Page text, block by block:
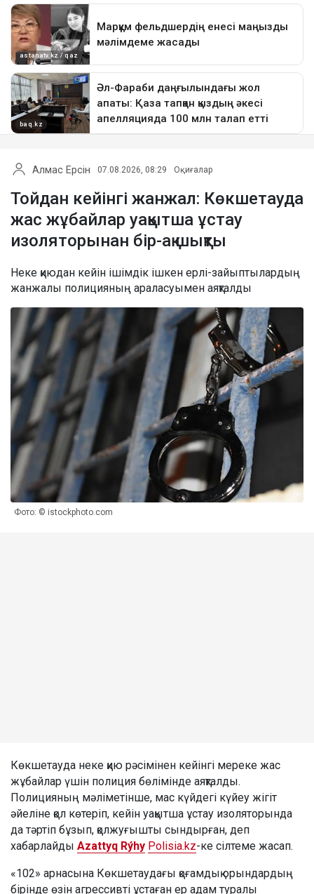
Алмас Ерсін 07.08.2026, 08:29 Оқиғалар
Тойдан кейінгі жанжал: Көкшетауда
жас жұбайлар уақытша ұстау
изоляторынан бір-ақ шықты
Неке қиюдан кейін ішімдік ішкен ерлі-зайыптылардың
жанжалы полицияның араласуымен аяқталды
Фото: © istockphoto.com
Көкшетауда неке қию рәсімінен кейінгі мереке жас
жұбайлар үшін полиция бөлімінде аяқталды.
Полицияның мәліметінше, мас күйдегі күйеу жігіт
әйеліне қол көтеріп, кейін уақытша ұстау изоляторында
да тәртіп бұзып, қолжуғышты сындырған, деп
хабарлайды Azattyq Rýhy Polisia.kz-ке сілтеме жасап.
«102» арнасына Көкшетаудағы қоғамдық орындардың
бірінде өзін агрессивті ұстаған ер адам туралы